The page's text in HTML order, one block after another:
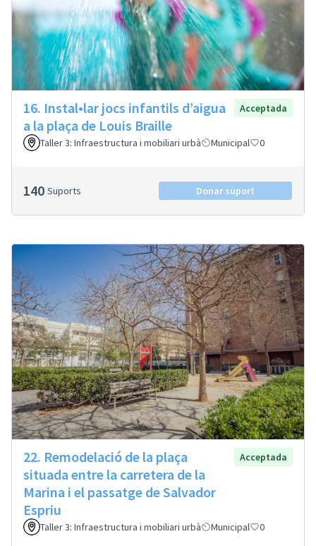
16. Instal•lar jocs infantils d’aigua
a la plaça de Louis Braille
Acceptada
Taller 3: Infraestructura i mobiliari urbà Municipal 0
140 Suports Donar suport
22. Remodelació de la plaça
situada entre la carretera de la
Marina i el passatge de Salvador
Espriu
Acceptada
Taller 3: Infraestructura i mobiliari urbà Municipal 0